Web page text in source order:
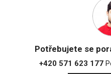
Potřebujete se
+420 571 623 177